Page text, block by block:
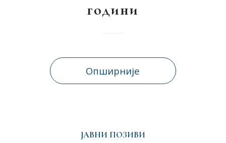
години
Опширније
ЈАВНИ ПОЗИВИ